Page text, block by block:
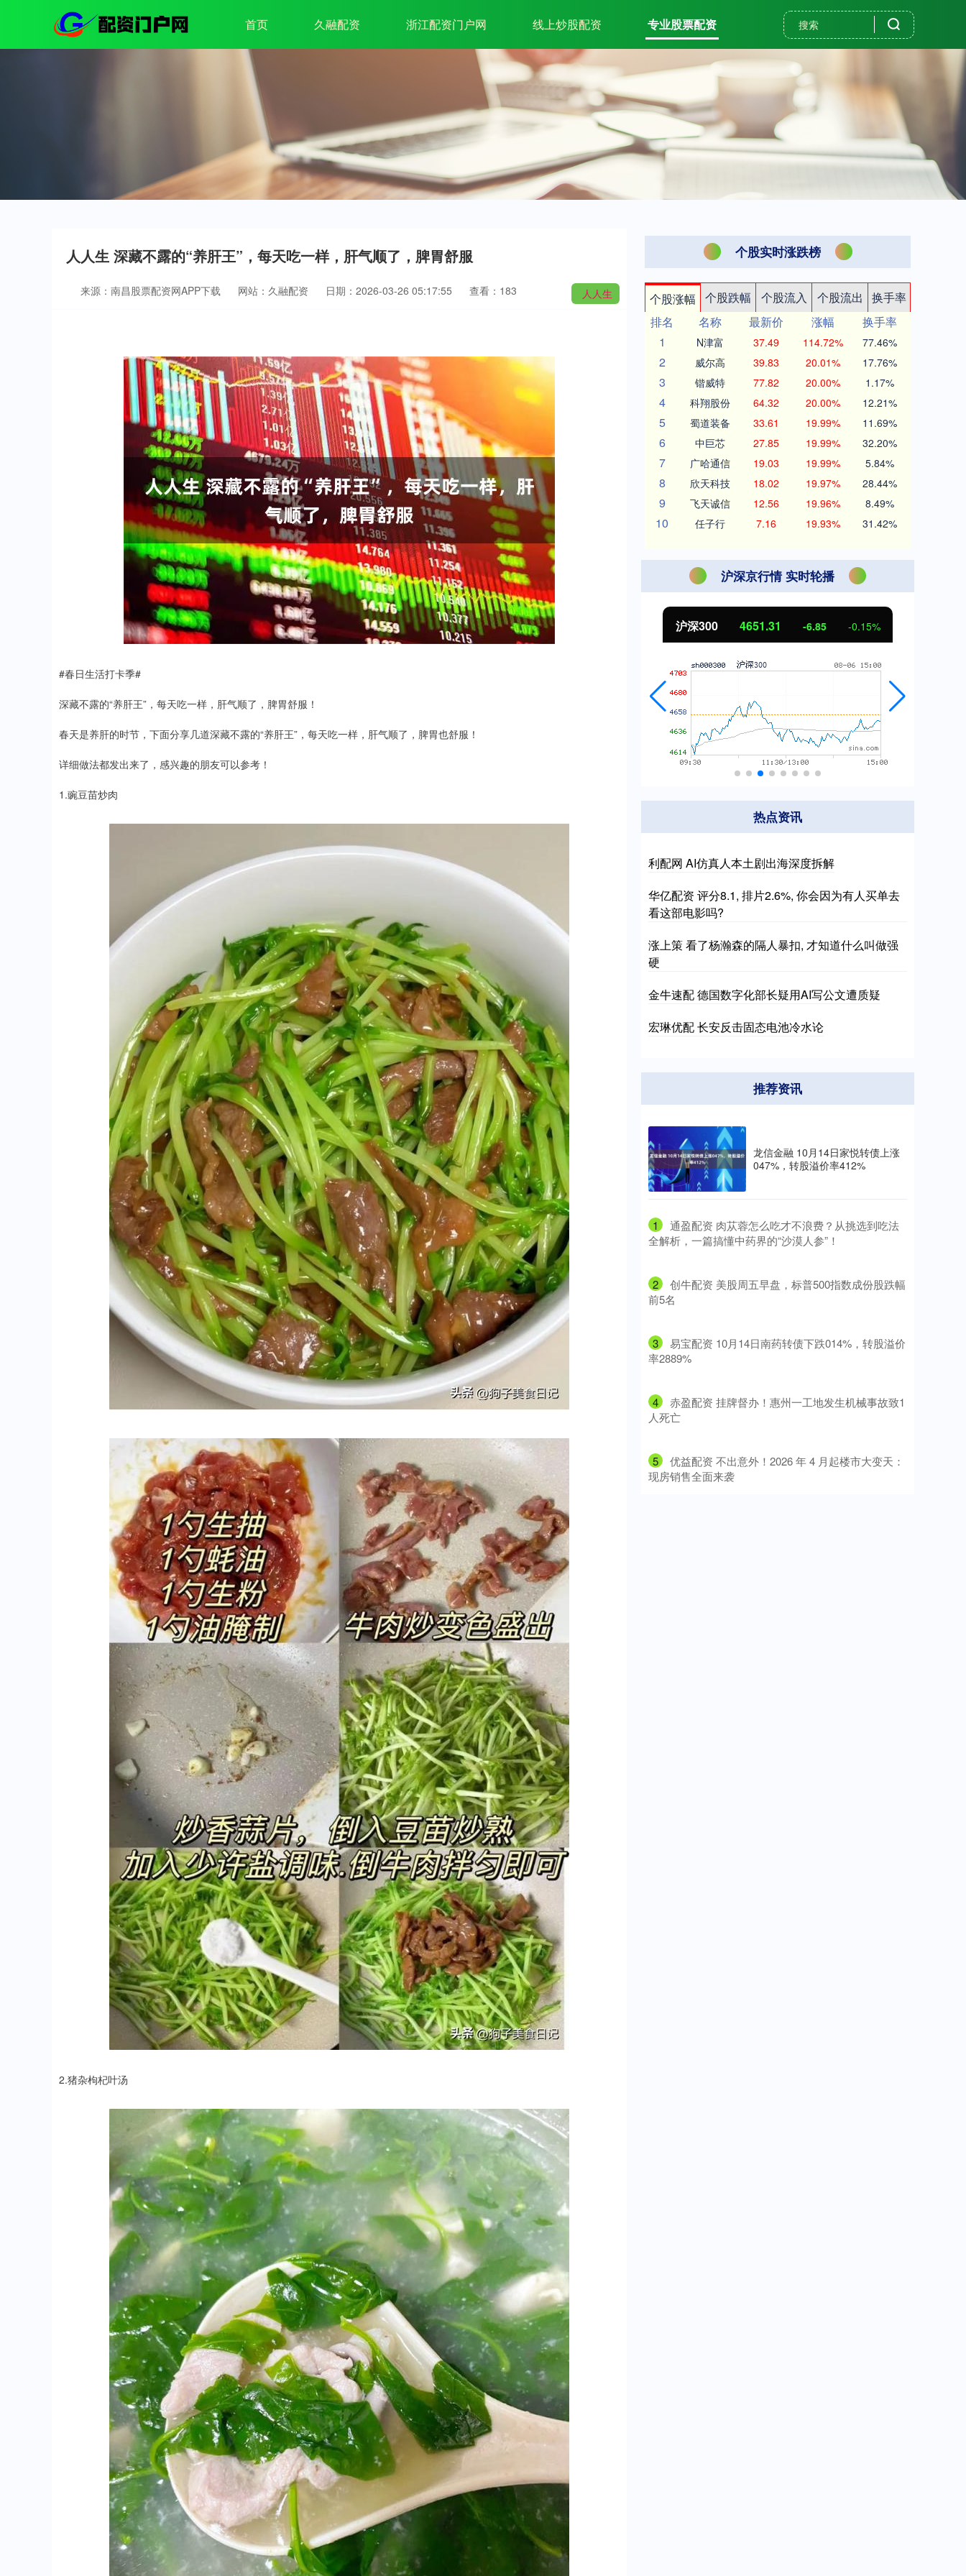
首页 久融配资 浙江配资门户网 线上炒股配资 专业股票配资
人人生 深藏不露的“养肝王”，每天吃一样，肝气顺了，脾胃舒服
人人生
来源：南昌股票配资网APP下载 网站：久融配资 日期：2026-03-26 05:17:55 查看：183
#春日生活打卡季#
深藏不露的“养肝王”，每天吃一样，肝气顺了，脾胃舒服！
春天是养肝的时节，下面分享几道深藏不露的“养肝王”，每天吃一样，肝气顺了，脾胃也舒服！
详细做法都发出来了，感兴趣的朋友可以参考！
1.豌豆苗炒肉
2.猪杂枸杞叶汤
个股实时涨跌榜
个股涨幅 个股跌幅 个股流入 个股流出
换手率
排名
名称 最新价 涨幅
换手率
1
N津富 37.49 114.72% 77.46%
2 威尔高 39.83 20.01% 17.76%
3 锴威特 77.82 20.00% 1.17%
4 科翔股份 64.32 20.00% 12.21%
5 蜀道装备 33.61 19.99% 11.69%
6 中巨芯 27.85 19.99% 32.20%
7 广哈通信 19.03 19.99% 5.84%
8 欣天科技 18.02 19.97% 28.44%
9 飞天诚信 12.56 19.96% 8.49%
10 任子行 7.16 19.93% 31.42%
沪深京行情 实时轮播
深证成指 14110.12 -34.08 -0.24% 沪深300 4651.31 -6.85 北证50 1122.88 3.42 0.30%
热点资讯
利配网 AI仿真人本土剧出海深度拆解
华亿配资 评分8.1, 排片2.6%, 你会因为有人买单去
看这部电影吗?
涨上策 看了杨瀚森的隔人暴扣, 才知道什么叫做强
硬
金牛速配 德国数字化部长疑用AI写公文遭质疑
宏琳优配 长安反击固态电池冷水论
推荐资讯
龙信金融 10月14日家悦转债上涨
047%，转股溢价率412%
1
​通盈配资 肉苁蓉怎么吃才不浪费？从挑选到吃法
全解析，一篇搞懂中药界的“沙漠人参”！
2
​创牛配资 美股周五早盘，标普500指数成份股跌幅
前5名
3
​易宝配资 10月14日南药转债下跌014%，转股溢价
率2889%
4
​赤盈配资 挂牌督办！惠州一工地发生机械事故致1
人死亡
5
​优益配资 不出意外！2026 年 4 月起楼市大变天：
现房销售全面来袭